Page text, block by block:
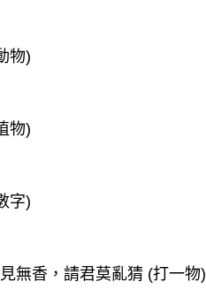
物)
物)
字)
無香，請君莫亂猜 (打一物)